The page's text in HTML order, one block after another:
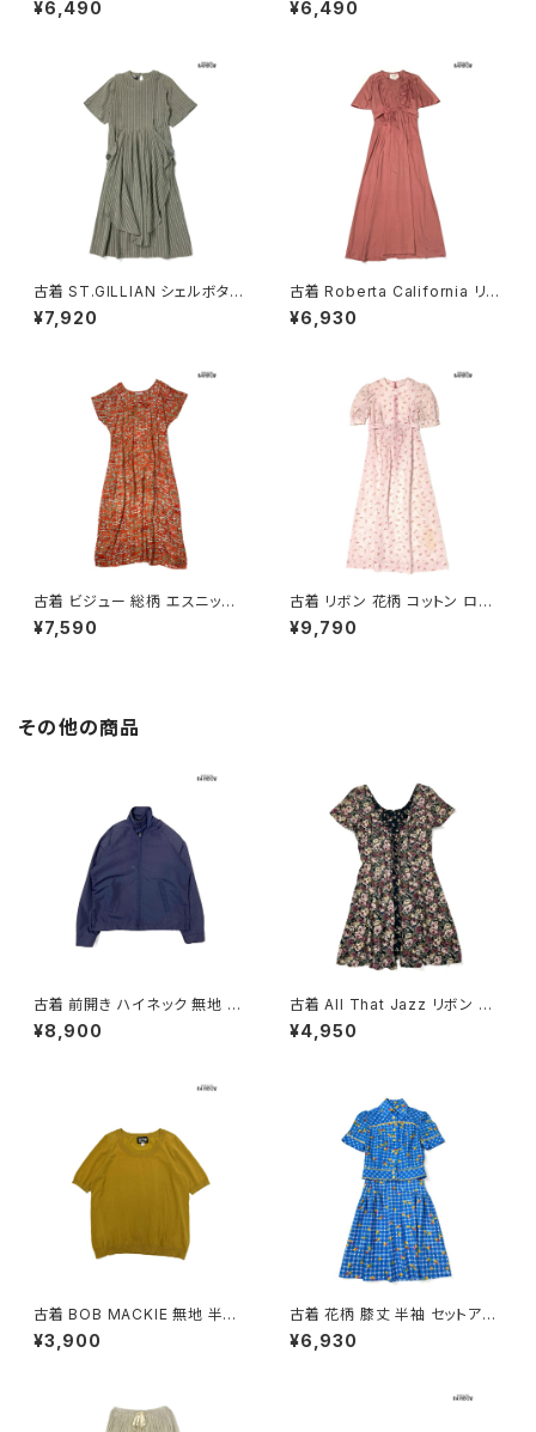
07070)
¥6,490
ンク (otu2605084)
¥6,490
古着 ST.GILLIAN シェルボタン
ストライプ柄 コットン ロング丈
半袖 ワンピース グレー カーキ
¥7,920
古着 Roberta California リボ
ン 無地 ロング丈 半袖 ワンピー
ス ピンク (otu2604148)
¥6,930
古着 ビジュー 総柄 エスニック
柄 ロング丈 半袖 ワンピース オ
レンジ (otu2605039)
¥7,590
古着 リボン 花柄 コットン ロン
グ丈 半袖 ワンピース ピンク (o
tu2604073)
¥9,790
その他の商品
古着 前開き ハイネック 無地 長
袖 アウター ライトジャケット 紺
(ttu2509089)
¥8,900
古着 All That Jazz リボン 花
柄 ミニ丈 半袖 ワンピース 黒
(oa2607076)
¥4,950
古着 BOB MACKIE 無地 半袖
ニット マスタード 黄 (ttu25090
76)
¥3,900
古着 花柄 膝丈 半袖 セットアッ
プ 青 (oa2607082)
¥6,930